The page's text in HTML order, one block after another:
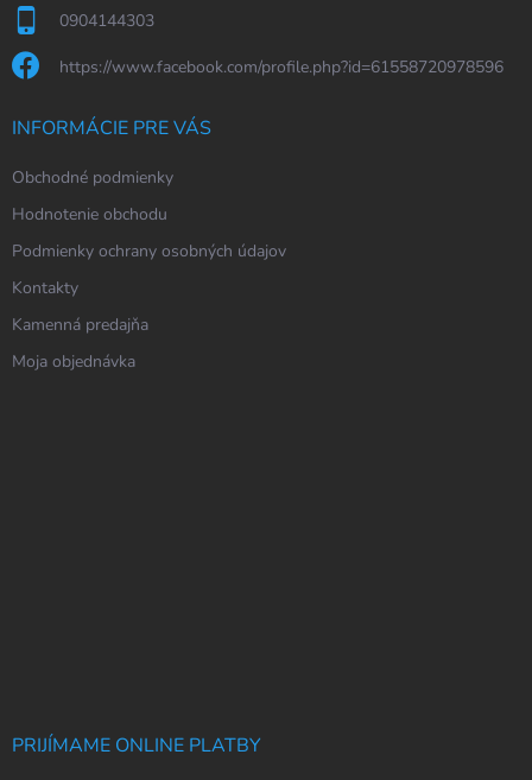
0904144303
https://www.facebook.com/profile.php?id=61558720978596
INFORMÁCIE PRE VÁS
Obchodné podmienky
Hodnotenie obchodu
Podmienky ochrany osobných údajov
Kontakty
Kamenná predajňa
Moja objednávka
PRIJÍMAME ONLINE PLATBY